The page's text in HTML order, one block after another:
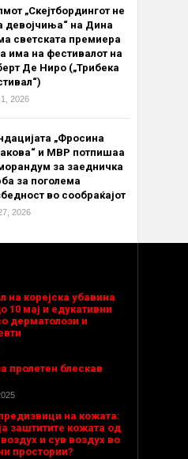
„Скејтбордингот не
девојчиња“ на Дина
светската премиера
има на фестивалот на
Де Ниро („Трибека
1, 2026
„Фросина
и МВР потпишаа
за заедничка
за поголема
во сообраќајот
2026
на корејска убавина
10 мај и едукативни
дерматолози и
пролетен блескав
на кожата:
заштитите кожата од
и сув воздух во
простории?